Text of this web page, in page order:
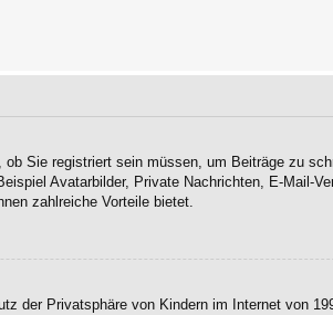
Sie registriert sein müssen, um Beiträge zu
Avatarbilder, Private Nachrichten, E-Mail-
zahlreiche Vorteile bietet.
der Privatsphäre von Kindern im Internet von